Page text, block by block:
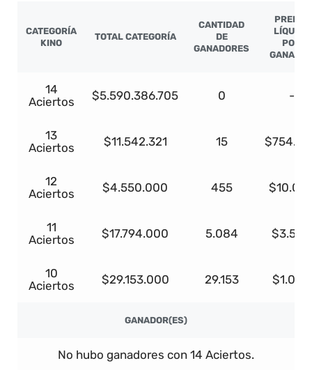
CATEGORÍA
KINO
TOTAL CATEGORÍA
CANTIDAD
DE
GANADORES
PREMIO
LÍQUIDO
POR
14
Aciertos
$5.590.386.705 0 -
13
Aciertos
$11.542.321 15
12
Aciertos
$4.550.000 455
11
Aciertos
$17.794.000 5.084 $3.500
10
Aciertos
$29.153.000 29.153 $1.000
GANADOR(ES)
No hubo ganadores con 14 Aciertos.